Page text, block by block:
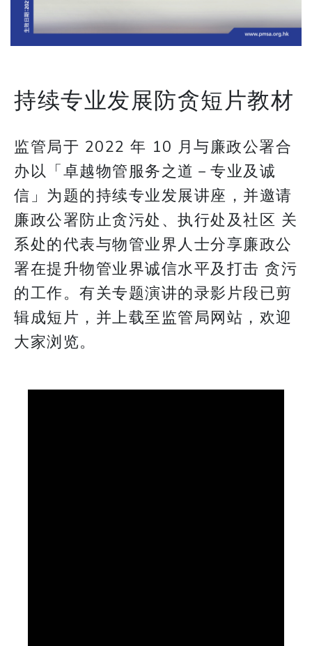
持续专业发展防贪短片教材
监管局于 2022 年 10 月与廉政公署合
办以「卓越物管服务之道－专业及诚
信」为题的持续专业发展讲座，并邀请
廉政公署防止贪污处、执行处及社区 关
系处的代表与物管业界人士分享廉政公
署在提升物管业界诚信水平及打击 贪污
的工作。有关专题演讲的录影片段已剪
辑成短片，并上载至监管局网站，欢迎
大家浏览。